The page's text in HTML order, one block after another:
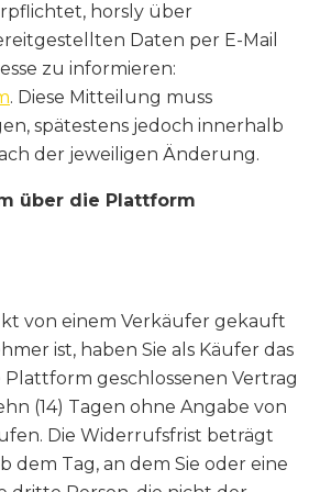
horsly über
Daten per E-Mail
zu informieren:
. Diese Mitteilung muss
spätestens jedoch innerhalb
der jeweiligen Änderung.
über die Plattform
von einem Verkäufer gekauft
ist, haben Sie als Käufer das
geschlossenen Vertrag
(14) Tagen ohne Angabe von
Die Widerrufsfrist beträgt
dem Tag, an dem Sie oder eine